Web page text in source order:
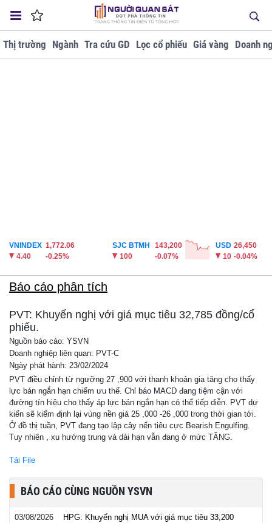
Thị trường Ngành Tra cứu GD Lọc cổ phiếu Giá vàng Doanh
VNINDEX 1,772.06
4.40
-0.25%
SJC BTMH
143,200
100
-0.07%
USD 26,450
10 -0.04%
Báo cáo phân tích
PVT: Khuyến nghị với giá mục tiêu 32,785 đồng/cổ
phiếu.
Nguồn báo cáo: YSVN
Doanh nghiệp liên quan: PVT-C
Ngày phát hành: 23/02/2024
PVT điều chỉnh từ ngưỡng 27 ,900 với thanh khoản gia tăng cho thấy
lực bán ngắn hạn chiếm ưu thế. Chỉ báo MACD đang tiệm cận với
đường tín hiệu cho thấy áp lực bán ngắn hạn có thể tiếp diễn. PVT dự
kiến sẽ kiểm định lại vùng nền giá 25 ,000 -26 ,000 trong thời gian tới.
Ở đồ thị tuần, PVT đang tạo lập cây nến tiêu cực Bearish Engulfing.
Tuy nhiên , xu hướng trung và dài hạn vẫn đang ở mức TĂNG.
Tải File
BÁO CÁO CÙNG NGUỒN YSVN
03/08/2026
HPG: Khuyến nghị MUA với giá mục tiêu 33,200